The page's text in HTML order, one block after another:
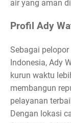
air yang aman
Profil Ady
Sebagai
Indonesia, Ady
kurun waktu
membangun
pelayanan
Dengan lokasi